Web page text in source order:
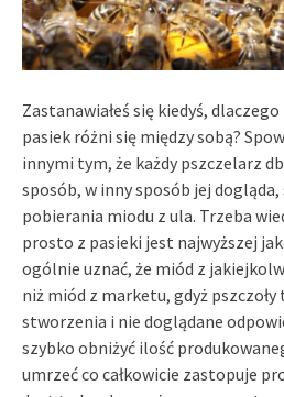
Zastanawiałeś się kiedyś,
pasiek różni się między sobą?
innymi tym, że każdy pszczelarz
sposób, w inny sposób jej
pobierania miodu z ula. Trzeba
prosto z pasieki jest najwyższej
ogólnie uznać, że miód z
niż miód z marketu, gdyż
stworzenia i nie doglądane
szybko obniżyć ilość
umrzeć co całkowicie zastopuje